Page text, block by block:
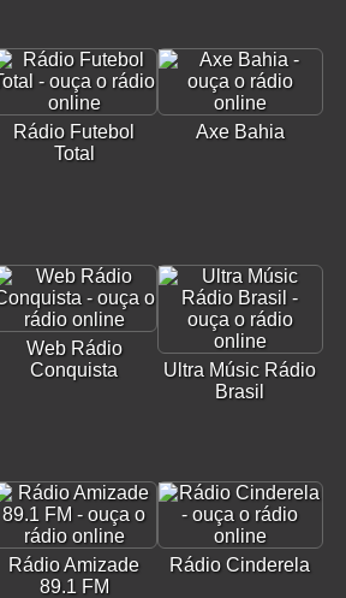
Rádio Futebol
Total
Axe Bahia
Web Rádio
Conquista
Ultra Músic Rádio
Brasil
Rádio Amizade
89.1 FM
Rádio Cinderela